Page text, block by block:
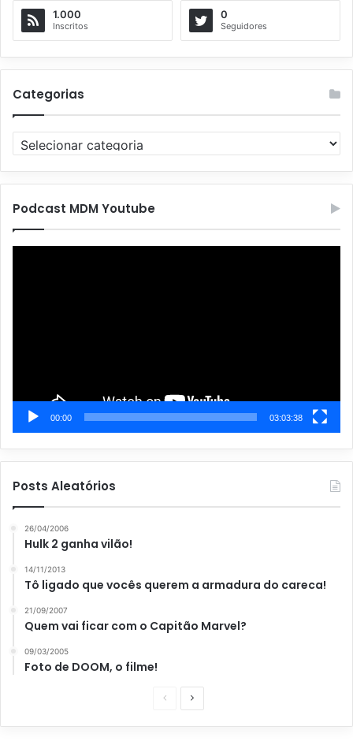
1.000
Inscritos
0
Seguidores
Categorias
a
t
g
Podcast MDM Youtube
00:00 03:03:38
Posts Aleatórios
26/04/2006
Hulk 2 ganha vilão!
14/11/2013
Tô ligado que vocês querem a armadura do careca!
21/09/2007
Quem vai ficar com o Capitão Marvel?
09/03/2005
Foto de DOOM, o filme!